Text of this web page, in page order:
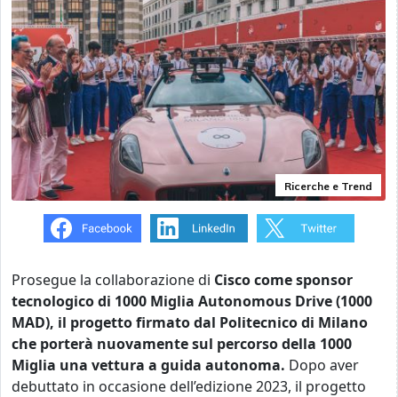
Ricerche e Trend
Prosegue la collaborazione di Cisco come sponsor
tecnologico di 1000 Miglia Autonomous Drive (1000
MAD), il progetto firmato dal Politecnico di Milano
che porterà nuovamente sul percorso della 1000
Miglia una vettura a guida autonoma. Dopo aver
debuttato in occasione dell’edizione 2023, il progetto